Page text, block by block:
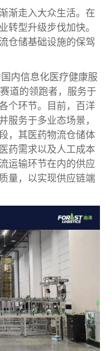
渐走入大众生活。在
转型升级步伐加快。
仓储基础设施的保驾
内信息化医疗健康服
道的领跑者，服务于
个环节。目前，百洋
服务于多业态场景，
，其医药物流仓储体
药需求以及人工成本
运输环节在内的供应
量，以实现供应链端